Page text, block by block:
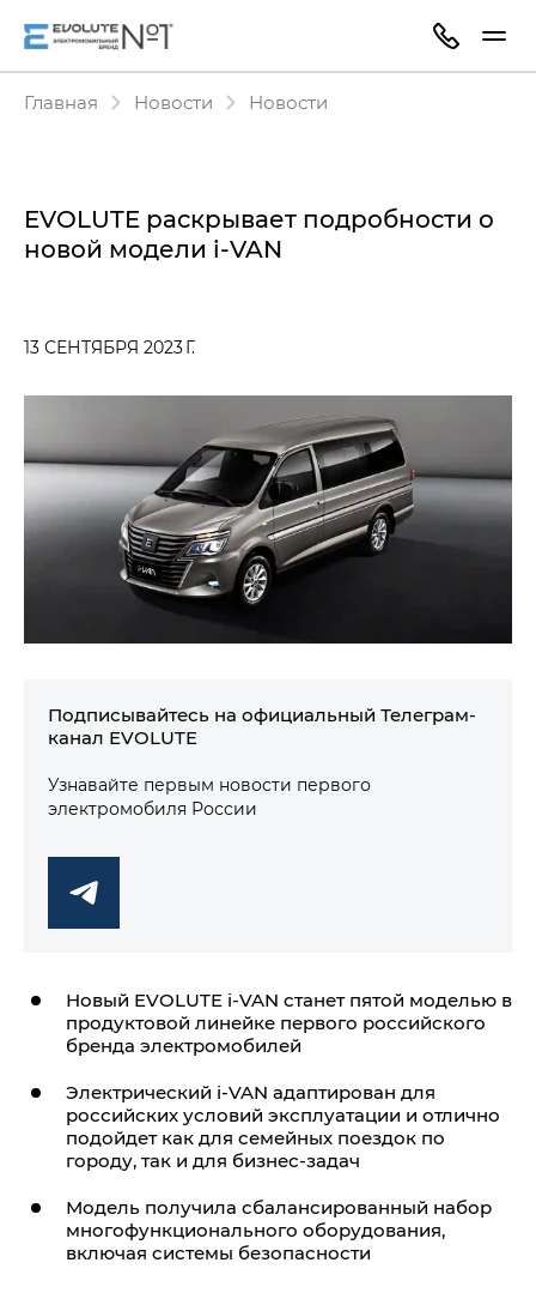
Главная Новости Новости
EVOLUTE раскрывает подробности о
новой модели i‑VAN
13 СЕНТЯБРЯ 2023 Г.
Подписывайтесь на официальный Телеграм-
канал EVOLUTE
Узнавайте первым новости первого
электромобиля России
Новый EVOLUTE i‑VAN станет пятой моделью в
продуктовой линейке первого российского
бренда электромобилей
Электрический i‑VAN адаптирован для
российских условий эксплуатации и отлично
подойдет как для семейных поездок по
городу, так и для бизнес-задач
Модель получила сбалансированный набор
многофункционального оборудования,
включая системы безопасности